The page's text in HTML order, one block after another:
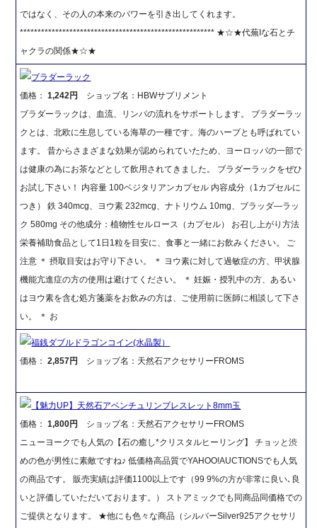
ではなく、その人の本来のパワーを引き出してくれます。
******************************************************* ★☆★代蕪Iな石とチ
ャクラの関係★☆★
ブラダーラック
価格：1,242円
ショップ名：HBWサプリメント
ブラダーラックは、血流、リンパの流れをサポートします。 ブラダーラッ
クとは、北欧に生息している海草の一種です。海のハーブとも呼ばれてい
ます。 昔からさまざまな効果が認められていたため、ヨーロッパの一部で
は健康の為にお茶などとして飲用されてきました。 ブラダーラックをぜひ
お試し下さい！ 内容量 100ベジタリアンカプセル 内容成分（1カプセルに
つき） 鉄 340mcg、ヨウ素 232mcg、ナトリウム 10mg、ブラッダ―ラッ
ク 580mg その他成分：植物性セルロース（カプセル） お召し上がり方法
栄養補助食品として1日1粒を目安に、食事と一緒にお飲みください。 ご
注意 ＊ 摂取目安はお守り下さい。 ＊ ヨウ素に対して過敏症の方、甲状腺
機能亢進症の方の使用は避けてください。 ＊ 妊娠・授乳中の方、あるい
はヨウ素を含む処方箋薬をお飲みの方は、ご使用前に医師に相談して下さ
い。 ＊ お
福銭ダブルドラゴンコイン(水晶製）
価格：2,857円 ショップ名：天然石アクセサリーFROMS
【魅力UP】天然石アベンチュリンブレスレット8mm玉
価格：1,800円
ショップ名：天然石アクセサリーFROMS
ニューヨークでも人気の【石の癒し*クリスタルヒーリング】 チョッと渋
めの色が男性に素敵ですね♪ 低価格高品質でYAHOO!AUCTIONSでも人気
の商品です。 販売実績は評価1100以上です（99 9%の方が非常に良い､良
いと評価していただいております。） ストアミックでも同商品同価格での
ご提供となります。 ★他にも色々な商品（シルバーSilver925アクセサリ